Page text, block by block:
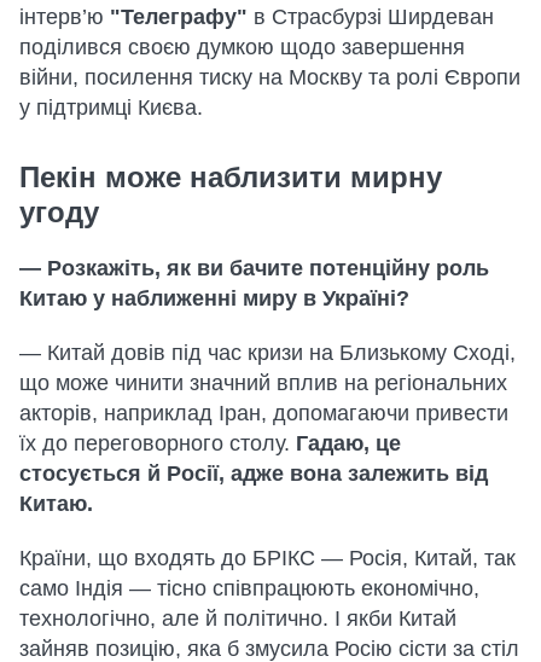
інтерв’ю "Телеграфу" в Страсбурзі Ширдеван
поділився своєю думкою щодо завершення
війни, посилення тиску на Москву та ролі Європи
у підтримці Києва.
Пекін може наблизити мирну
угоду
— Розкажіть, як ви бачите потенційну роль
Китаю у наближенні миру в Україні?
— Китай довів під час кризи на Близькому Сході,
що може чинити значний вплив на регіональних
акторів, наприклад Іран, допомагаючи привести
їх до переговорного столу. Гадаю, це
стосується й Росії, адже вона залежить від
Китаю.
Країни, що входять до БРІКС — Росія, Китай, так
само Індія — тісно співпрацюють економічно,
технологічно, але й політично. І якби Китай
зайняв позицію, яка б змусила Росію сісти за стіл